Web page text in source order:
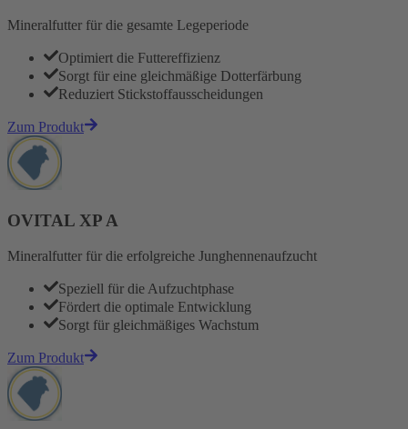
Mineralfutter für die gesamte Legeperiode
Optimiert die Futtereffizienz
Sorgt für eine gleichmäßige Dotterfärbung
Reduziert Stickstoffausscheidungen
Zum Produkt
OVITAL XP A
Mineralfutter für die erfolgreiche Junghennenaufzucht
Speziell für die Aufzuchtphase
Fördert die optimale Entwicklung
Sorgt für gleichmäßiges Wachstum
Zum Produkt